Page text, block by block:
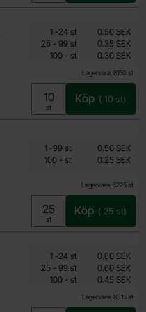
Lagervara, 8150 st
Från
0.30 SEK
Inklusive 25% moms
Enhet:
st
Köp ( 10 st)
Mängdrabatt
Pris /st
1 -till
24 st
0.50 SEK
25 - till
99 st
0.35 SEK
100 - till
st 0.30 SEK
Lagervara, 6225 st
0.25 SEK
Enhet:
st
Köp ( 25 st)
Mängdrabatt
Antal Pris /st
1 -till
99 st
0.50 SEK
100 - till
st 0.25 SEK
Lagervara, 8315 st
Från
0.45 SEK
Inklusive 25% moms
Mängdrabatt
Pris /st
1 -till
24 st
0.80 SEK
25 - till
99 st
0.60 SEK
100 - till
st 0.45 SEK